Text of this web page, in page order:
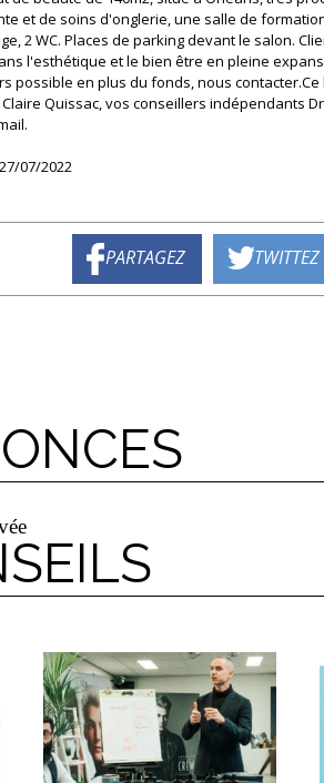
et de soins d'onglerie, une salle de
2 WC. Places de parking devant le salon.
l'esthétique et le bien être en pleine
possible en plus du fonds, nous
Quissac, vos conseillers indépendants Dr
07/2022
TWITTEZ
PARTAGEZ